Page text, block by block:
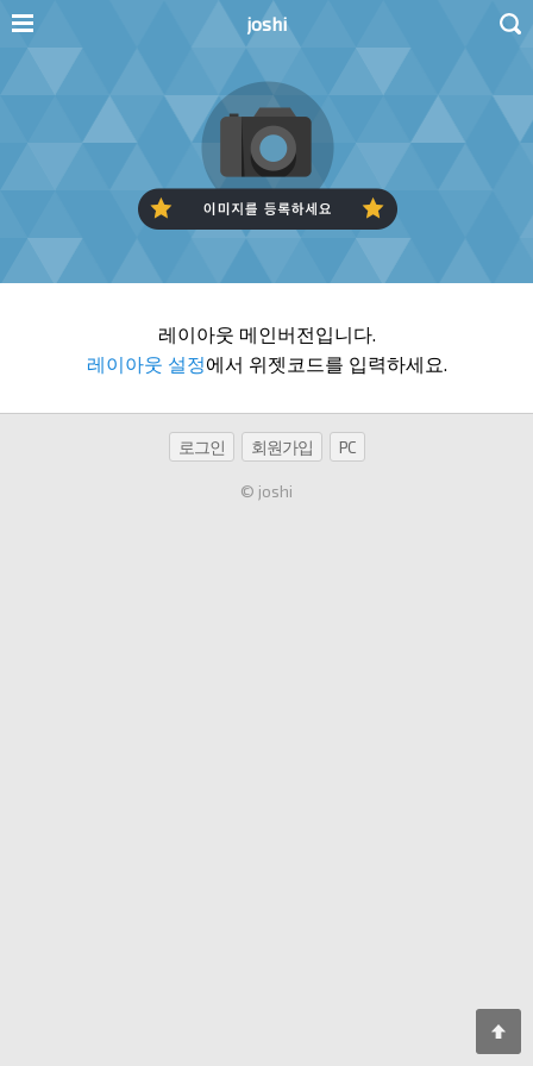
joshi
레이아웃 메인버전입니다.
레이아웃 설정에서 위젯코드를 입력하세요.
로그인 회원가입 PC
© joshi